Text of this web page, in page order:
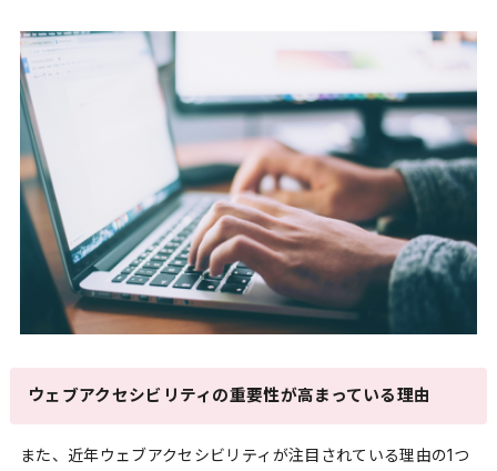
ウェブアクセシビリティの重要性が高まっている理由
また、近年ウェブアクセシビリティが注目されている理由の1つ